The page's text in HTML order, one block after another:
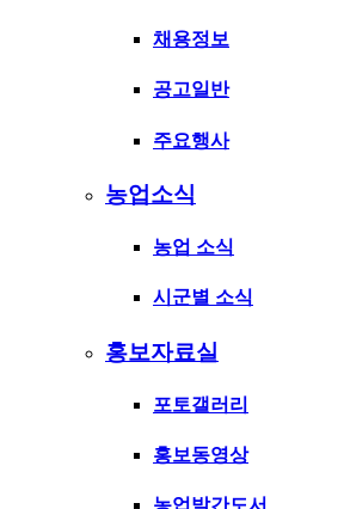
채용정보
공고일반
주요행사
농업소식
농업 소식
시군별 소식
홍보자료실
포토갤러리
홍보동영상